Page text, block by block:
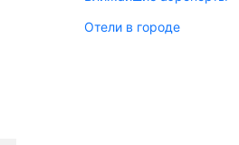
Отели в городе